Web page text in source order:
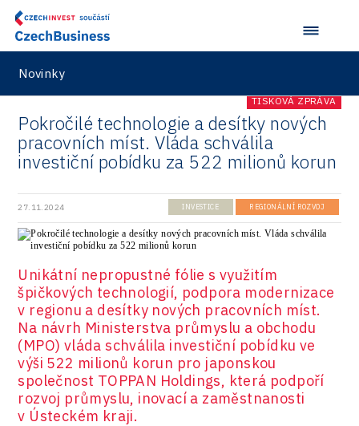
Vehicles
Novinky
TISKOVÁ ZPRÁVA
Pokročilé technologie a desítky nových
pracovních míst. Vláda schválila
investiční pobídku za 522 milionů korun
27.11.2024 INVESTICE REGIONÁLNÍ ROZVOJ
Unikátní nepropustné fólie s využitím
špičkových technologií, podpora modernizace
v regionu a desítky nových pracovních míst.
Na návrh Ministerstva průmyslu a obchodu
(MPO) vláda schválila investiční pobídku ve
výši 522 milionů korun pro japonskou
společnost TOPPAN Holdings, která podpoří
rozvoj průmyslu, inovací a zaměstnanosti
v Ústeckém kraji.